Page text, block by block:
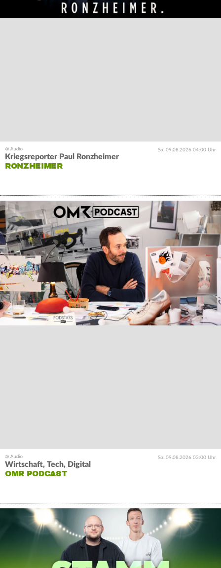
So. 09.08.2026 04:00 Uhr
Kriegsreporter Paul Ronzheimer
RONZHEIMER
So. 09.08.2026 03:00 Uhr
Wirtschaft, Tech, Digital
OMR PODCAST